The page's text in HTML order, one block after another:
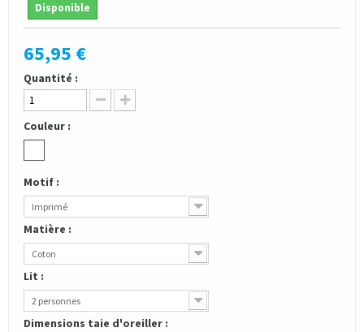
Disponible
65,95 €
Quantité :
Couleur :
Motif :
Imprimé
Matière :
Coton
Lit :
2 personnes
Dimensions taie d'oreiller :